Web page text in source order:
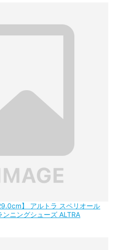
】 アルトラ スペリオール
ニングシューズ ALTRA